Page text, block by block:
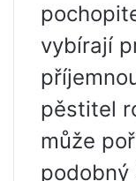
vybírají
pěstitel
může
podobný